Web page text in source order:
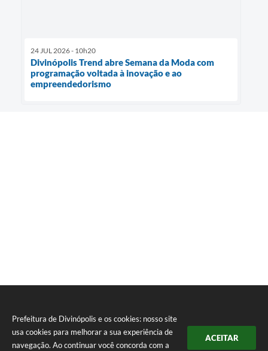
Prefeitura de Divinópolis e os cookies: nosso site
usa cookies para melhorar a sua experiência de
navegação. Ao continuar você concorda com a
ACEITAR
24 JUL 2026 - 10h20
Divinópolis Trend abre Semana da Moda com
programação voltada à inovação e ao
empreendedorismo